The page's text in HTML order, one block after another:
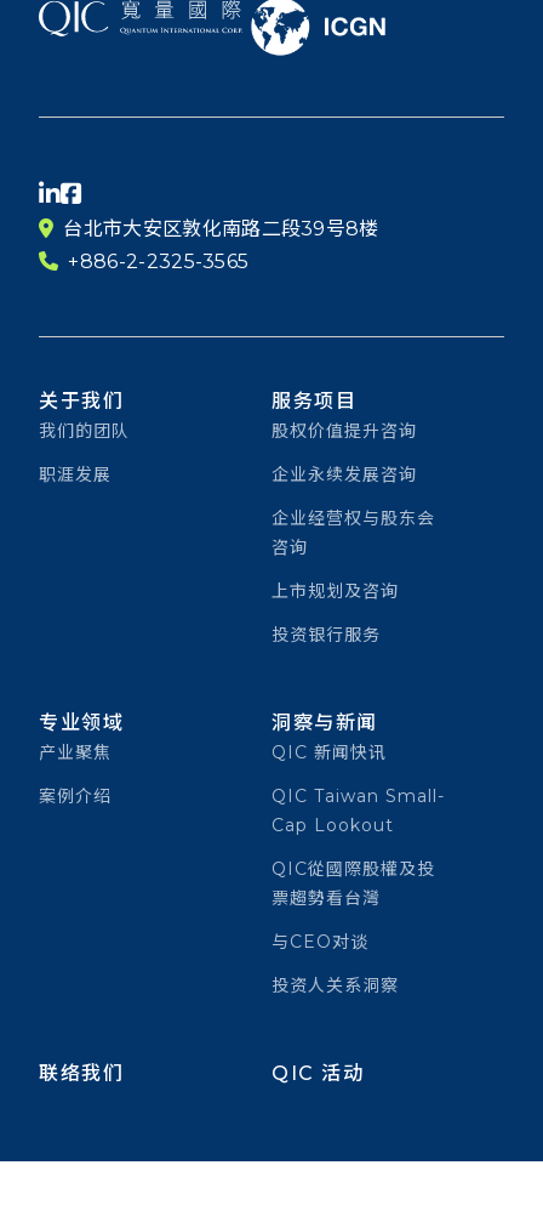
台北市大安区敦化南路二段39号8楼
+886-2-2325-3565
关于我们
我们的团队
职涯发展
服务项目
股权价值提升咨询
企业永续发展咨询
企业经营权与股东会
咨询
上市规划及咨询
投资银行服务
专业领域
产业聚焦
案例介绍
洞察与新闻
QIC 新闻快讯
QIC Taiwan Small-
Cap Lookout
QIC從國際股權及投
票趨勢看台灣
与CEO对谈
投资人关系洞察
联络我们 QIC 活动